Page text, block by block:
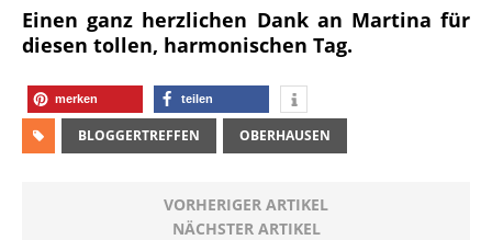
Einen ganz herzlichen Dank an Martina für
diesen tollen, harmonischen Tag.
merken teilen
BLOGGERTREFFEN OBERHAUSEN
VORHERIGER ARTIKEL
NÄCHSTER ARTIKEL